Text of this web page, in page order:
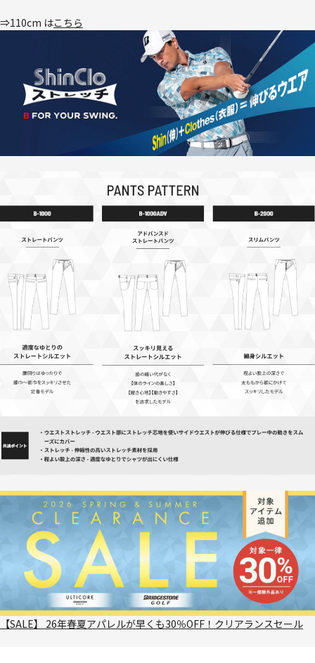
⇒110cm はこちら
【SALE】 26年春夏アパレルが早くも30％OFF！クリアランスセール